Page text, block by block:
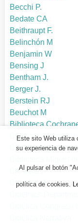
Becchi P.
Bedate CA
Beithraupt F.
Belinchón M
Benjamin W
Bensing J
Bentham J.
Berger J.
Berstein RJ
Beuchot M
Biblioteca
Biblioteca Digital
Biblioteca digital
Biblioteca Miguel
Bill Gates
Bimbela JL.
Bioética Congreso
Este sito Web utiliza
su experiencia de
Al pulsar el botón
política de cookies.